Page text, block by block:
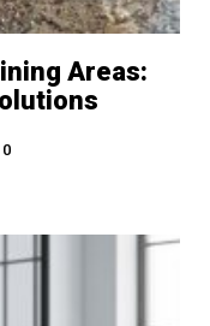
Areas:
0